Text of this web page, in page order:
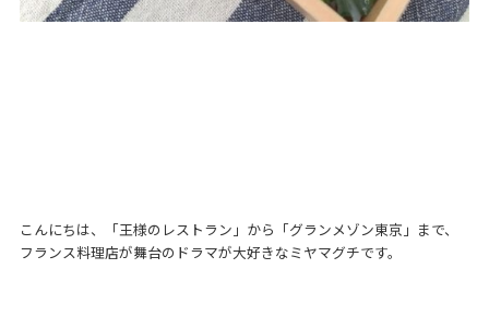
こんにちは、「王様のレストラン」から「グランメゾン東京」まで、
フランス料理店が舞台のドラマが大好きなミヤマグチです。